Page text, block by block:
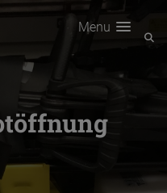
Menu